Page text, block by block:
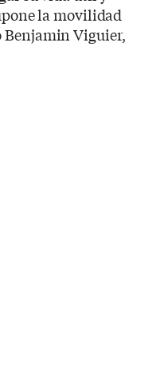
la movilidad
Benjamin Viguier,